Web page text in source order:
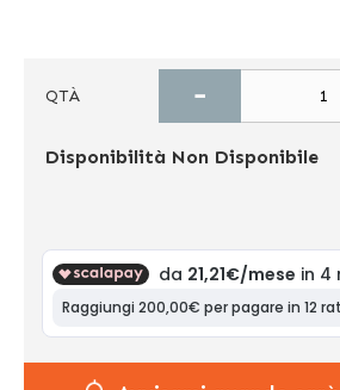
QTÀ −
Disponibilità Non Disponibile